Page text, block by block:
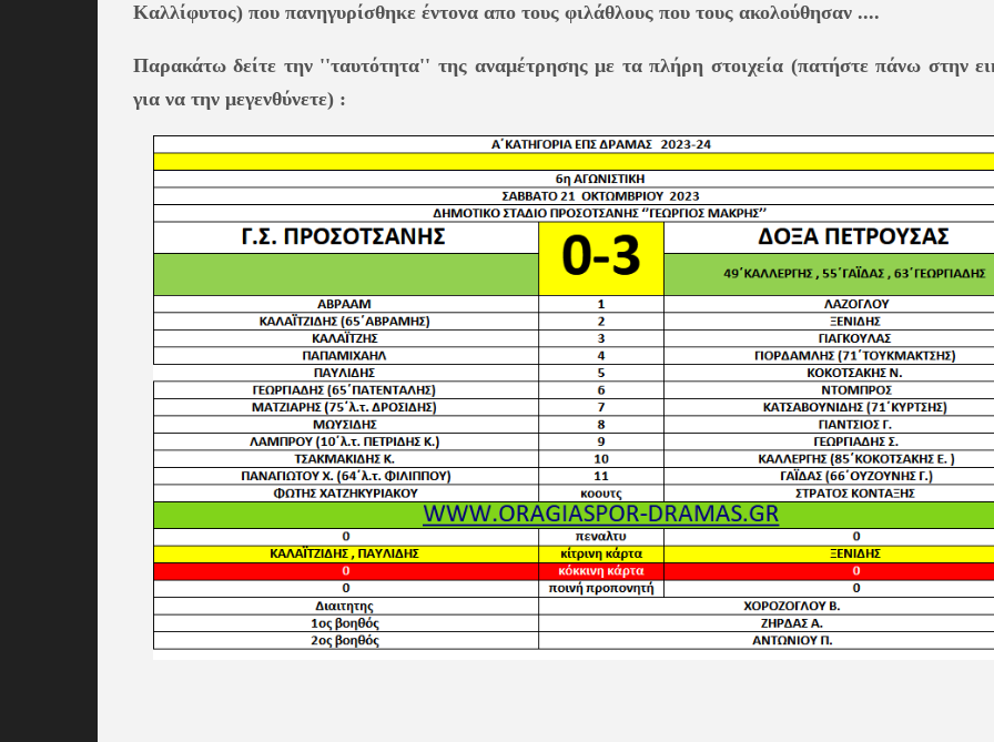
Καλλίφυτος) που πανηγυρίσθηκε έντονα απο τους φιλάθλους που τους ακολούθησαν ....
Παρακάτω δείτε την ''ταυτότητα'' της αναμέτρησης με τα πλήρη στοιχεία (πατήστε πάνω στην
για να την μεγενθύνετε) :